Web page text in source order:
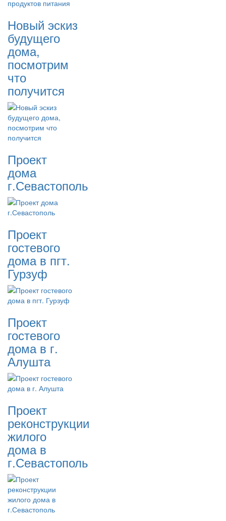
Новый эскиз
будущего
дома,
посмотрим
что
получится
Проект
дома
г.Севастополь
Проект
гостевого
дома в пгт.
Гурзуф
Проект
гостевого
дома в г.
Алушта
Проект
реконструкции
жилого
дома в
г.Севастополь